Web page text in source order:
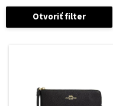
Otvoriť filter